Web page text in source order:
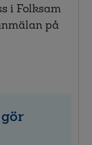
i Folksam
på